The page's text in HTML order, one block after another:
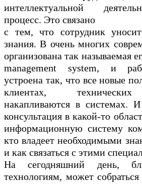
интеллектуальной
процесс. Это связано
с тем, что сотрудник
знания. В очень многих
организована так называемая
management system, и
устроена так, что все новые
клиентах, технических
накапливаются в системах.
консультация в какой-то
информационную систему
кто владеет необходимыми
и как связаться с этими
На сегодняшний день,
технологиям, может